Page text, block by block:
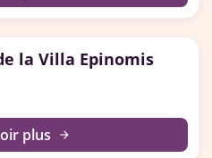
la Villa Epinomis
plus arrow_forward